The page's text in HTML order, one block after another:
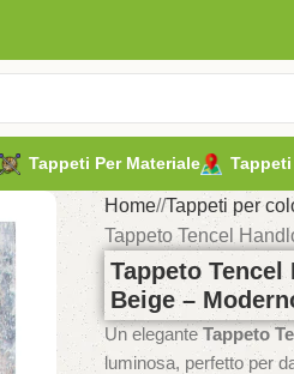
Tappeti Per Materiale
Home/ Tappeti per
Tappeto Tencel
Tappeto
Beige –
Un eleganteTappeto
luminosa, perfetto per